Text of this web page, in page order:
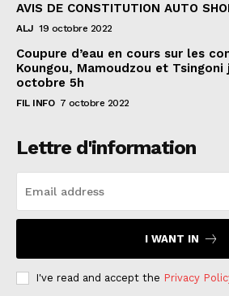
AVIS DE CONSTITUTION AUTO
ALJ 19 octobre 2022
Coupure d’eau en cours sur les
Koungou, Mamoudzou et Tsingoni
octobre 5h
FIL INFO 7 octobre 2022
Lettre d'information
I WANT IN
I've read and accept the Privacy